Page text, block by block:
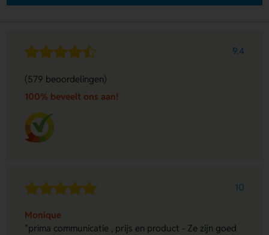
9.4
(579 beoordelingen)
100% beveelt ons aan!
10
Monique
"prima communicatie , prijs en product - Ze zijn goed